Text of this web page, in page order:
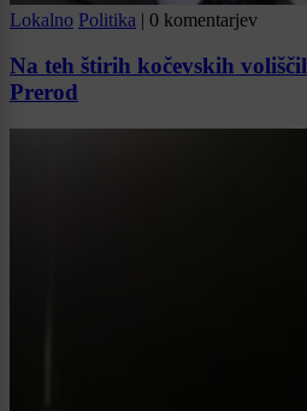
Lokalno Politika | 0 komentarjev
Na teh štirih kočevskih
Prerod